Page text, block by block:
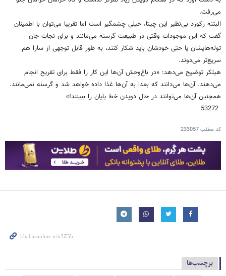
می‌رفت.
البتنه رکورد بی‌نظیر این چیتا، خیلی چشمگیر است اما تقریبا می‌توان با اطمینان
گفت که این موجودات وقتی در طبیعت گرسنه می‌مانند و برای نجات جان
توله‌هایشان یا حتی خودشان باید شکار کنند، به طور قابل توجهی از سارا هم
سریع‌تر می‌دوند.
هیلکر توضیح می‌دهد: «‌در باغ‌وحش آن‌ها این کار را فقط برای تفریح انجام
می‌دهند. آن‌ها می‌دانند که بعدا به آن‌ها غذا داده خواهد شد و گرسنه نمی‌مانند.
همچنین آن‌ها می‌توانند در حال دویدن خط پایان را ببینند!»
کد مطلب233057
برچسب‌ها